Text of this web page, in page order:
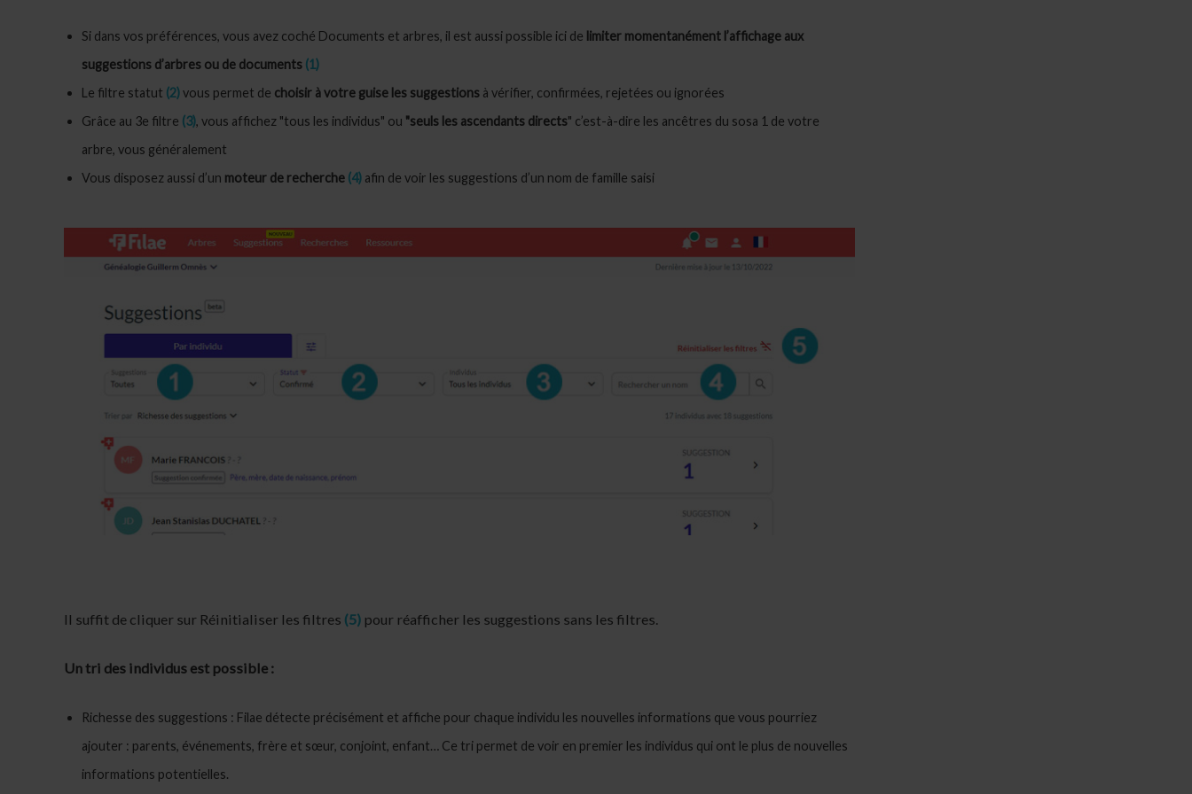
Si dans vos préférences, vous avez coché Documents et arbres, il est aussi possible ici de limiter momentanément l’affichage aux
suggestions d’arbres ou de documents (1)
Le filtre statut (2)vous permet de choisir à votre guise les suggestions à vérifier, confirmées, rejetées ou ignorées
Grâce au 3e filtre (3), vous affichez "tous les individus" ou "seuls les ascendants directs" c’est-à-dire les ancêtres du sosa 1 de votre
arbre, vous généralement
Vous disposez aussi d’un moteur de recherche (4) afin de voir les suggestions d’un nom de famille saisi
Il suffit de cliquer sur Réinitialiser les filtres (5) pour réafficher les suggestions sans les filtres.
Un tri des individus est possible :
Richesse des suggestions : Filae détecte précisément et affiche pour chaque individu les nouvelles informations que vous pourriez
ajouter : parents, événements, frère et sœur, conjoint, enfant… Ce tri permet de voir en premier les individus qui ont le plus de nouvelles
informations potentielles.